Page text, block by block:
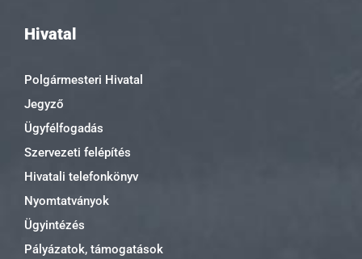
Hivatal
Polgármesteri Hivatal
Jegyző
Ügyfélfogadás
Szervezeti felépítés
Hivatali telefonkönyv
Nyomtatványok
Ügyintézés
Pályázatok, támogatások